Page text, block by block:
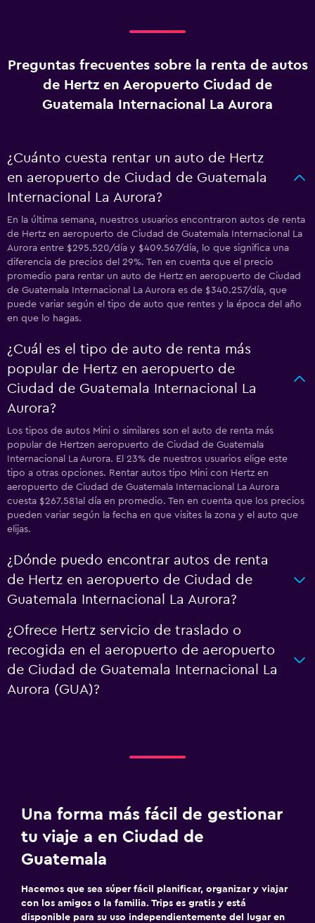
Preguntas frecuentes sobre la renta de autos
de Hertz en Aeropuerto Ciudad de
Guatemala Internacional La Aurora
¿Cuánto cuesta rentar un auto de Hertz
en aeropuerto de Ciudad de Guatemala
Internacional La Aurora?
En la última semana, nuestros usuarios encontraron autos de renta
de Hertz en aeropuerto de Ciudad de Guatemala Internacional La
Aurora entre $295.520/día y $409.567/día, lo que significa una
diferencia de precios del 29%. Ten en cuenta que el precio
promedio para rentar un auto de Hertz en aeropuerto de Ciudad
de Guatemala Internacional La Aurora es de $340.257/día, que
puede variar según el tipo de auto que rentes y la época del año
en que lo hagas.
¿Cuál es el tipo de auto de renta más
popular de Hertz en aeropuerto de
Ciudad de Guatemala Internacional La
Aurora?
Los tipos de autos Mini o similares son el auto de renta más
popular de Hertzen aeropuerto de Ciudad de Guatemala
Internacional La Aurora. El 23% de nuestros usuarios elige este
tipo a otras opciones. Rentar autos tipo Mini con Hertz en
aeropuerto de Ciudad de Guatemala Internacional La Aurora
cuesta $267.581al día en promedio. Ten en cuenta que los precios
pueden variar según la fecha en que visites la zona y el auto que
elijas.
¿Dónde puedo encontrar autos de renta
de Hertz en aeropuerto de Ciudad de
Guatemala Internacional La Aurora?
¿Ofrece Hertz servicio de traslado o
recogida en el aeropuerto de aeropuerto
de Ciudad de Guatemala Internacional La
Aurora (GUA)?
Una forma más fácil de gestionar
tu viaje a en Ciudad de
Guatemala
Hacemos que sea súper fácil planificar, organizar y viajar
con los amigos o la familia. Trips es gratis y está
disponible para su uso independientemente del lugar en